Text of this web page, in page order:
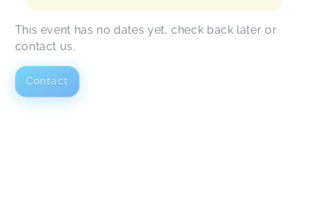
This event has no dates yet, check back later or
contact us.
Contact